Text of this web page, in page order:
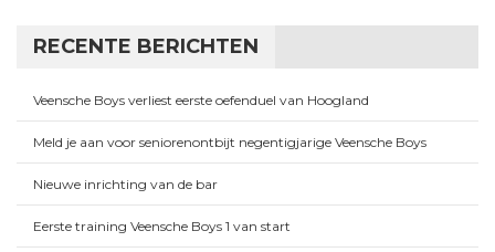
RECENTE BERICHTEN
Veensche Boys verliest eerste oefenduel van Hoogland
Meld je aan voor seniorenontbijt negentigjarige Veensche Boys
Nieuwe inrichting van de bar
Eerste training Veensche Boys 1 van start